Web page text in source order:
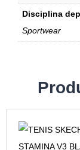
Disciplina
Sportwear